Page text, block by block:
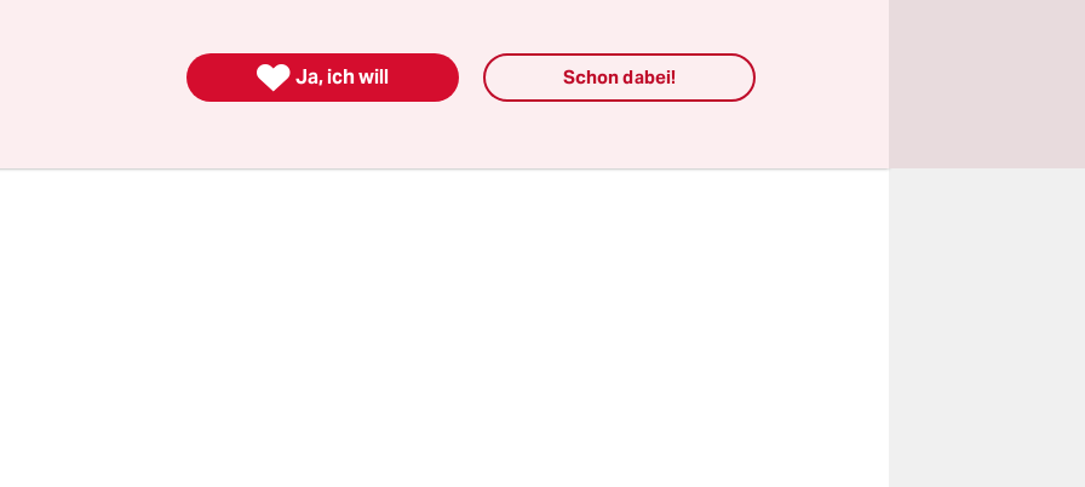
„Die Planungen und Überlegungen der
Behörden sind noch nicht abgeschlossen“, war da zu
 Ja, ich will Schon dabei!